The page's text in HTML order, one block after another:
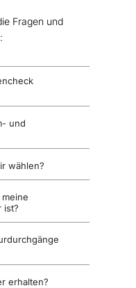
Fragen und
und
wählen?
ist?
erhalten?